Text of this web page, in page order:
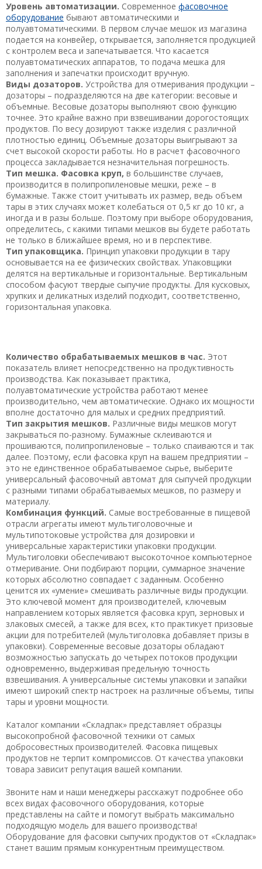
Уровень автоматизации. Современное фасовочное
оборудование бывают автоматическими и
полуавтоматическими. В первом случае мешок из магазина
подается на конвейер, открывается, заполняется продукцией
с контролем веса и запечатывается. Что касается
полуавтоматических аппаратов, то подача мешка для
заполнения и запечатки происходит вручную.
Виды дозаторов. Устройства для отмеривания продукции –
дозаторы – подразделяются на две категории: весовые и
объемные. Весовые дозаторы выполняют свою функцию
точнее. Это крайне важно при взвешивании дорогостоящих
продуктов. По весу дозируют также изделия с различной
плотностью единиц. Объемные дозаторы выигрывают за
счет высокой скорости работы. Но в расчет фасовочного
процесса закладывается незначительная погрешность.
Тип мешка. Фасовка круп, в большинстве случаев,
производится в полипропиленовые мешки, реже – в
бумажные. Также стоит учитывать их размер, ведь объем
тары в этих случаях может колебаться от 0,5 кг до 10 кг, а
иногда и в разы больше. Поэтому при выборе оборудования,
определитесь, с какими типами мешков вы будете работать
не только в ближайшее время, но и в перспективе.
Тип упаковщика. Принцип упаковки продукции в тару
основывается на ее физических свойствах. Упаковщики
делятся на вертикальные и горизонтальные. Вертикальным
способом фасуют твердые сыпучие продукты. Для кусковых,
хрупких и деликатных изделий подходит, соответственно,
горизонтальная упаковка.
Количество обрабатываемых мешков в час. Этот
показатель влияет непосредственно на продуктивность
производства. Как показывает практика,
полуавтоматические устройства работают менее
производительно, чем автоматические. Однако их мощности
вполне достаточно для малых и средних предприятий.
Тип закрытия мешков. Различные виды мешков могут
закрываться по-разному. Бумажные склеиваются и
прошиваются, полипропиленовые – только спаиваются и так
далее. Поэтому, если фасовка круп на вашем предприятии –
это не единственное обрабатываемое сырье, выберите
универсальный фасовочный автомат для сыпучей продукции
с разными типами обрабатываемых мешков, по размеру и
материалу.
Комбинация функций. Самые востребованные в пищевой
отрасли агрегаты имеют мультиголовочные и
мультипотоковые устройства для дозировки и
универсальные характеристики упаковки продукции.
Мультиголовки обеспечивают высокоточное компьютерное
отмеривание. Они подбирают порции, суммарное значение
которых абсолютно совпадает с заданным. Особенно
ценится их «умение» смешивать различные виды продукции.
Это ключевой момент для производителей, ключевым
направлением которых является фасовка круп, зерновых и
злаковых смесей, а также для всех, кто практикует призовые
акции для потребителей (мультиголовка добавляет призы в
упаковки). Современные весовые дозаторы обладают
возможностью запускать до четырех потоков продукции
одновременно, выдерживая предельную точность
взвешивания. А универсальные системы упаковки и запайки
имеют широкий спектр настроек на различные объемы, типы
тары и уровни мощности.
Каталог компании «Складпак» представляет образцы
высокопробной фасовочной техники от самых
добросовестных производителей. Фасовка пищевых
продуктов не терпит компромиссов. От качества упаковки
товара зависит репутация вашей компании.
Звоните нам и наши менеджеры расскажут подробнее обо
всех видах фасовочного оборудования, которые
представлены на сайте и помогут выбрать максимально
подходящую модель для вашего производства!
Оборудование для фасовки сыпучих продуктов от «Складпак»
станет вашим прямым конкурентным преимуществом.